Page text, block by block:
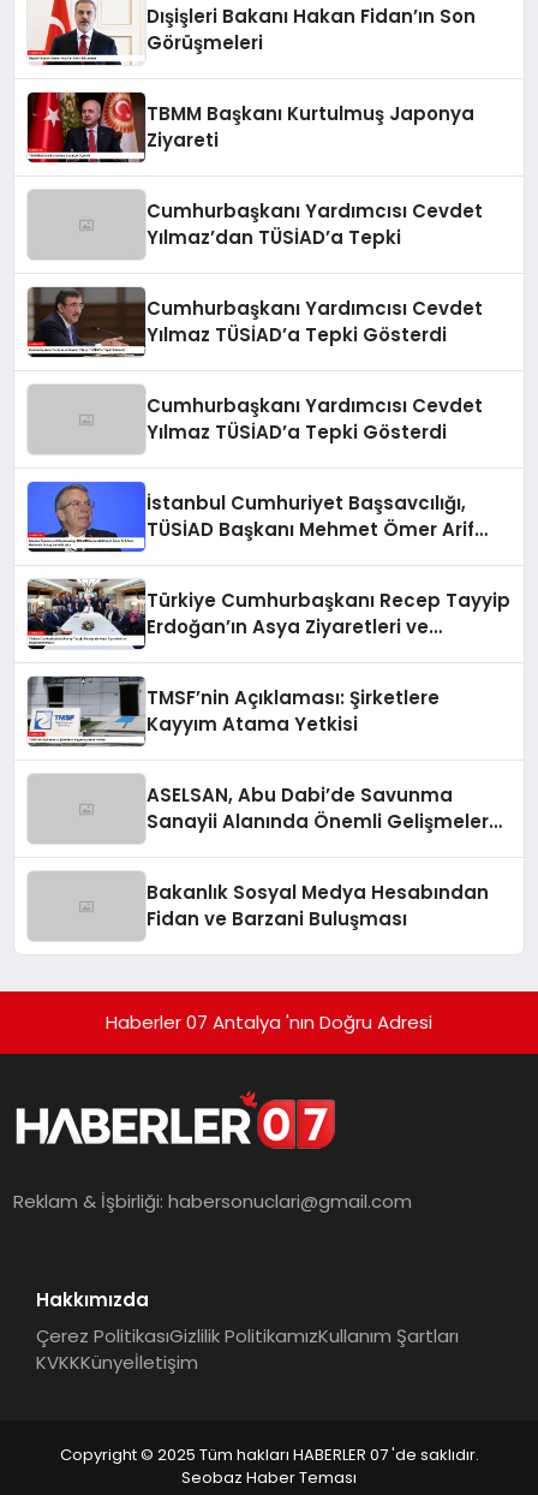
Dışişleri Bakanı Hakan Fidan’ın Son
Görüşmeleri
TBMM Başkanı Kurtulmuş Japonya
Ziyareti
Cumhurbaşkanı Yardımcısı Cevdet
Yılmaz’dan TÜSİAD’a Tepki
Cumhurbaşkanı Yardımcısı Cevdet
Yılmaz TÜSİAD’a Tepki Gösterdi
Cumhurbaşkanı Yardımcısı Cevdet
Yılmaz TÜSİAD’a Tepki Gösterdi
İstanbul Cumhuriyet Başsavcılığı,
TÜSİAD Başkanı Mehmet Ömer Arif
Türkiye Cumhurbaşkanı Recep Tayyip
Erdoğan’ın Asya Ziyaretleri ve
TMSF’nin Açıklaması: Şirketlere
Kayyım Atama Yetkisi
ASELSAN, Abu Dabi’de Savunma
Sanayii Alanında Önemli Gelişmelere
Bakanlık Sosyal Medya Hesabından
Fidan ve Barzani Buluşması
Haberler 07 Antalya 'nın Doğru Adresi
Reklam & İşbirliği:habersonuclari@gmail.com
Hakkımızda
Çerez PolitikasıGizlilik PolitikamızKullanım Şartları
KVKKKünyeİletişim
Copyright © 2025 Tüm hakları HABERLER 07 'de saklıdır.
Seobaz Haber Teması